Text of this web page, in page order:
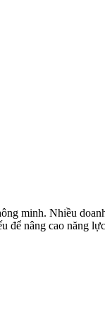
minh. Nhiều
để nâng cao năng